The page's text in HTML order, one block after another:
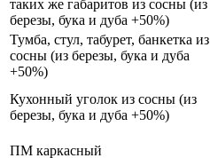
таких же габаритов из сосны (из
березы, бука и дуба +50%)
Тумба, стул, табурет, банкетка из
сосны (из березы, бука и дуба
+50%)
Кухонный уголок из сосны (из
березы, бука и дуба +50%)
ПМ каркасный